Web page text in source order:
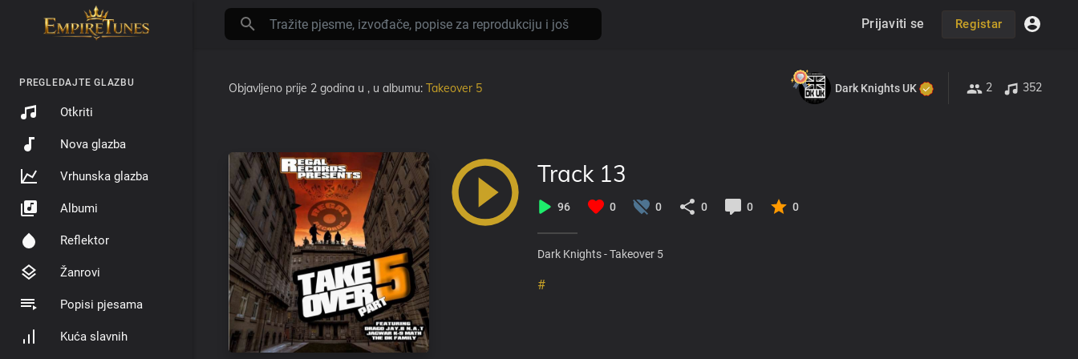
PREGLEDAJTE GLAZBU
Otkriti
Nova glazba
Vrhunska glazba
Albumi
Reflektor
Žanrovi
Popisi pjesama
Kuća slavnih
Prijaviti se Registar
Objavljeno prije 2 godina u , u albumu: Takeover 5 Dark Knights UK 2 352
Track 13
96 0 0 0 0 0
Dark Knights - Takeover 5
#